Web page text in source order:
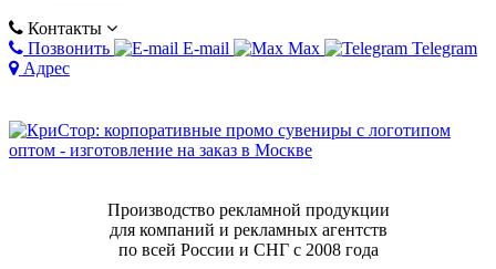
Контакты
Позвонить
E-mail Max
Telegram
Адрес
Производство рекламной продукции
для компаний и рекламных агентств
по всей России и СНГ с 2008 года